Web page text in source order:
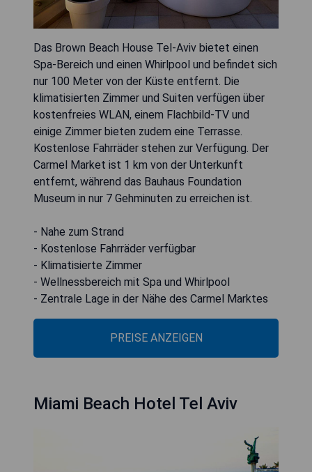
Das Brown Beach House Tel-Aviv bietet einen
Spa-Bereich und einen Whirlpool und befindet sich
nur 100 Meter von der Küste entfernt. Die
klimatisierten Zimmer und Suiten verfügen über
kostenfreies WLAN, einem Flachbild-TV und
einige Zimmer bieten zudem eine Terrasse.
Kostenlose Fahrräder stehen zur Verfügung. Der
Carmel Market ist 1 km von der Unterkunft
entfernt, während das Bauhaus Foundation
Museum in nur 7 Gehminuten zu erreichen ist.
- Nahe zum Strand
- Kostenlose Fahrräder verfügbar
- Klimatisierte Zimmer
- Wellnessbereich mit Spa und Whirlpool
- Zentrale Lage in der Nähe des Carmel Marktes
PREISE ANZEIGEN
Miami Beach Hotel Tel Aviv